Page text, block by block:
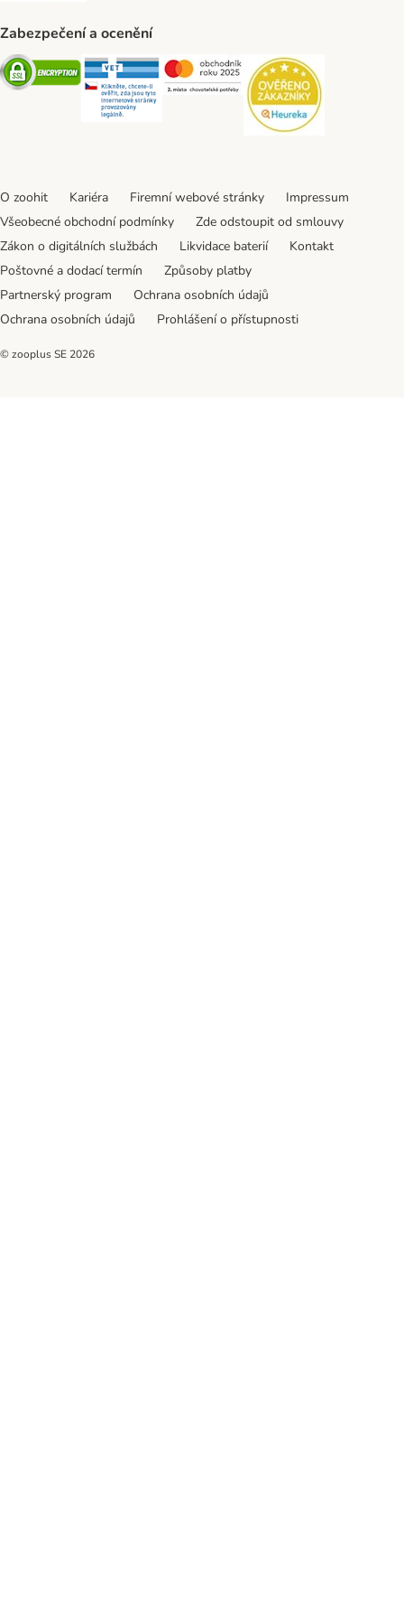
Zabezpečení a ocenění
Security Security Security
O zoohit Kariéra Firemní webové stránky
Impressum
Všeobecné obchodní podmínky
Zde odstoupit od smlouvy
Zákon o digitálních službách
Likvidace baterií
Kontakt
Poštovné a dodací termín
Způsoby platby
Partnerský program
Ochrana osobních údajů
Ochrana osobních údajů
Prohlášení o přístupnosti
© zooplus SE 2026